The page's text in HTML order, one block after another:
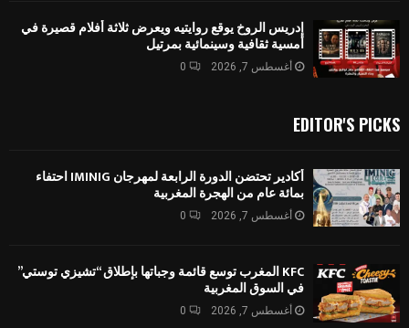
إدريس الروخ يوقع روايتيه ويعرض ثلاثة أفلام قصيرة في
أمسية ثقافية وسينمائية بمرتيل
أغسطس 7, 2026 0
EDITOR'S PICKS
أكادير تحتضن الدورة الرابعة لمهرجان IMINIG احتفاء
بمائة عام من الهجرة المغربية
أغسطس 7, 2026 0
KFC المغرب توسع قائمة وجباتها بإطلاق “تشيزي توستي”
في السوق المغربية
أغسطس 7, 2026 0